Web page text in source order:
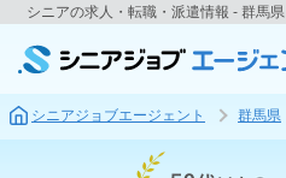
シニアの求人・転職・派遣情報 - 群馬県
シニアジョブエージェント 群馬県